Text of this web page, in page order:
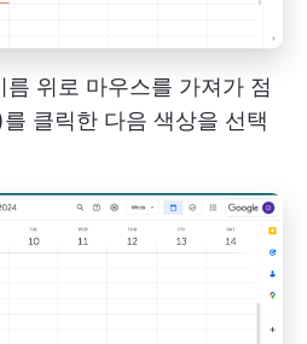
름 위로 마우스를 가져가 점
클릭한 다음 색상을 선택